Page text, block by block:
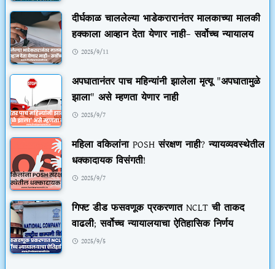
दीर्घकाळ चाललेल्या भाडेकरारानंतर मालकाच्या मालकी
हक्काला आव्हान देता येणार नाही– सर्वोच्च न्यायालय
2025/9/11
अपघातानंतर पाच महिन्यांनी झालेला मृत्यू "अपघातामुळे
झाला" असे म्हणता येणार नाही
2025/9/7
महिला वकिलांना POSH संरक्षण नाही? न्यायव्यवस्थेतील
धक्कादायक विसंगती!
2025/9/7
गिफ्ट डीड फसवणूक प्रकरणात NCLT ची ताकद
वाढली; सर्वोच्च न्यायालयाचा ऐतिहासिक निर्णय
2025/9/5